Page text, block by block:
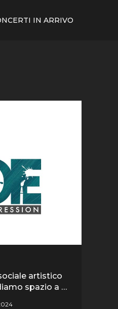
IN ARRIVO
artistico
spazio a …